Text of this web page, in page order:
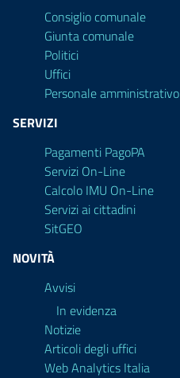
Consiglio comunale
Giunta comunale
Politici
Uffici
Personale amministrativo
SERVIZI
Pagamenti PagoPA
Servizi On-Line
Calcolo IMU On-Line
Servizi ai cittadini
SitGEO
NOVITÀ
Avvisi
In evidenza
Notizie
Articoli degli uffici
Web Analytics Italia